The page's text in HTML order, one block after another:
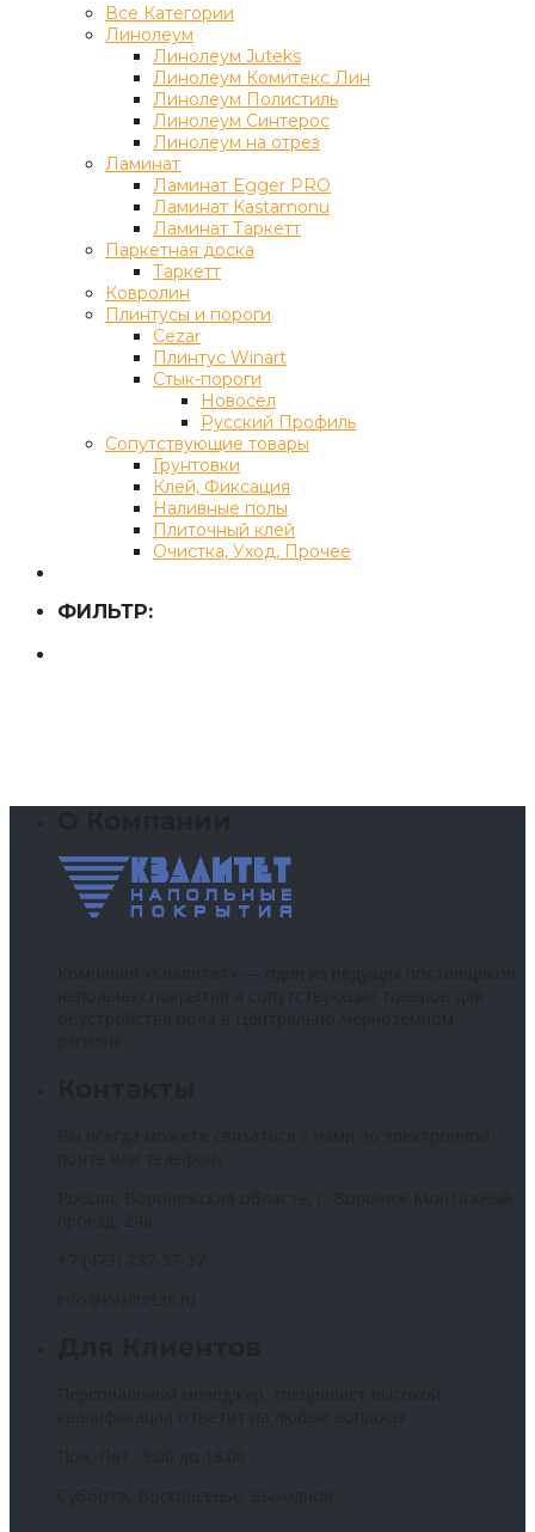
Все Категории
Линолеум
Линолеум Juteks
Линолеум Комитекс Лин
Линолеум Полистиль
Линолеум Синтерос
Линолеум на отрез
Ламинат
Ламинат Egger PRO
Ламинат Kastamonu
Ламинат Таркетт
Паркетная доска
Таркетт
Ковролин
Плинтусы и пороги
Cezar
Плинтус Winart
Стык-пороги
Новосел
Русский Профиль
Сопутствующие товары
Грунтовки
Клей, Фиксация
Наливные полы
Плиточный клей
Очистка, Уход, Прочее
ФИЛЬТР: